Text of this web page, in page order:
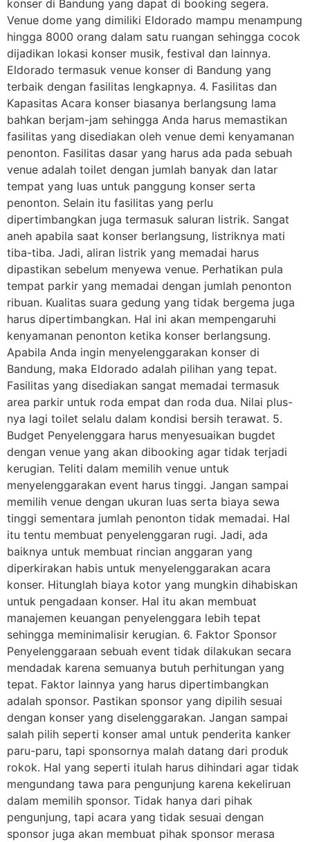
konser di Bandung yang dapat di booking segera.
Venue dome yang dimiliki Eldorado mampu menampung
hingga 8000 orang dalam satu ruangan sehingga cocok
dijadikan lokasi konser musik, festival dan lainnya.
Eldorado termasuk venue konser di Bandung yang
terbaik dengan fasilitas lengkapnya. 4. Fasilitas dan
Kapasitas Acara konser biasanya berlangsung lama
bahkan berjam-jam sehingga Anda harus memastikan
fasilitas yang disediakan oleh venue demi kenyamanan
penonton. Fasilitas dasar yang harus ada pada sebuah
venue adalah toilet dengan jumlah banyak dan latar
tempat yang luas untuk panggung konser serta
penonton. Selain itu fasilitas yang perlu
dipertimbangkan juga termasuk saluran listrik. Sangat
aneh apabila saat konser berlangsung, listriknya mati
tiba-tiba. Jadi, aliran listrik yang memadai harus
dipastikan sebelum menyewa venue. Perhatikan pula
tempat parkir yang memadai dengan jumlah penonton
ribuan. Kualitas suara gedung yang tidak bergema juga
harus dipertimbangkan. Hal ini akan mempengaruhi
kenyamanan penonton ketika konser berlangsung.
Apabila Anda ingin menyelenggarakan konser di
Bandung, maka Eldorado adalah pilihan yang tepat.
Fasilitas yang disediakan sangat memadai termasuk
area parkir untuk roda empat dan roda dua. Nilai plus-
nya lagi toilet selalu dalam kondisi bersih terawat. 5.
Budget Penyelenggara harus menyesuaikan bugdet
dengan venue yang akan dibooking agar tidak terjadi
kerugian. Teliti dalam memilih venue untuk
menyelenggarakan event harus tinggi. Jangan sampai
memilih venue dengan ukuran luas serta biaya sewa
tinggi sementara jumlah penonton tidak memadai. Hal
itu tentu membuat penyelenggaran rugi. Jadi, ada
baiknya untuk membuat rincian anggaran yang
diperkirakan habis untuk menyelenggarakan acara
konser. Hitunglah biaya kotor yang mungkin dihabiskan
untuk pengadaan konser. Hal itu akan membuat
manajemen keuangan penyelenggara lebih tepat
sehingga meminimalisir kerugian. 6. Faktor Sponsor
Penyelenggaraan sebuah event tidak dilakukan secara
mendadak karena semuanya butuh perhitungan yang
tepat. Faktor lainnya yang harus dipertimbangkan
adalah sponsor. Pastikan sponsor yang dipilih sesuai
dengan konser yang diselenggarakan. Jangan sampai
salah pilih seperti konser amal untuk penderita kanker
paru-paru, tapi sponsornya malah datang dari produk
rokok. Hal yang seperti itulah harus dihindari agar tidak
mengundang tawa para pengunjung karena kekeliruan
dalam memilih sponsor. Tidak hanya dari pihak
pengunjung, tapi acara yang tidak sesuai dengan
sponsor juga akan membuat pihak sponsor merasa